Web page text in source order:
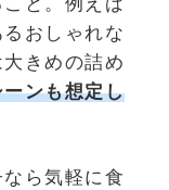
おしゃれな
きめの詰め
ンも想定し
ら気軽に食